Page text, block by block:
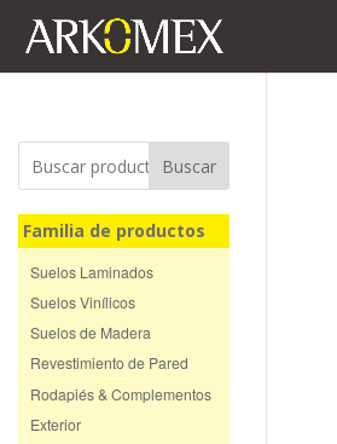
Buscar
Familia de productos
Suelos Laminados
Suelos Vinílicos
Suelos de Madera
Revestimiento de Pared
Rodapiés & Complementos
Exterior